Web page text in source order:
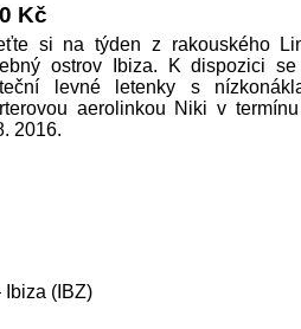
Kč
si na týden z rakouského
ostrov Ibiza. K dispozici
levné letenky s
aerolinkou Niki v
2016.
Ibiza (IBZ)